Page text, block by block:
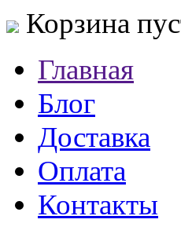
Корзина
Главная
Блог
Доставка
Оплата
Контакты